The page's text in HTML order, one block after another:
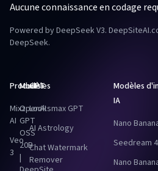
Aucune connaissance en codage
Powered by DeepSeek V3.
DeepSeek.
Produits
Mixz
AI
Veo
3
Modèles
OpenAI
GPT
OSS
20B
|
GPT
Looksmax GPT
AI Astrology
Chat Watermark
Remover
Modèles
IA
Nano
Seedream 4
Nano